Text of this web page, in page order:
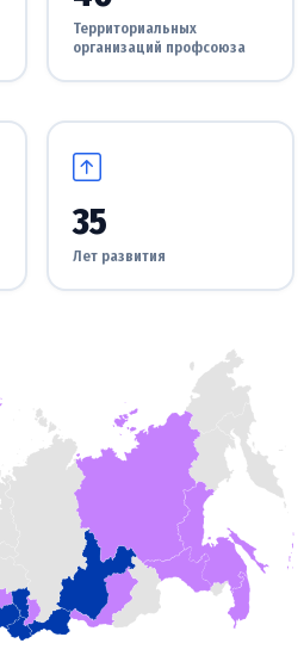
Территориальных
организаций профсоюза
35
Лет развития